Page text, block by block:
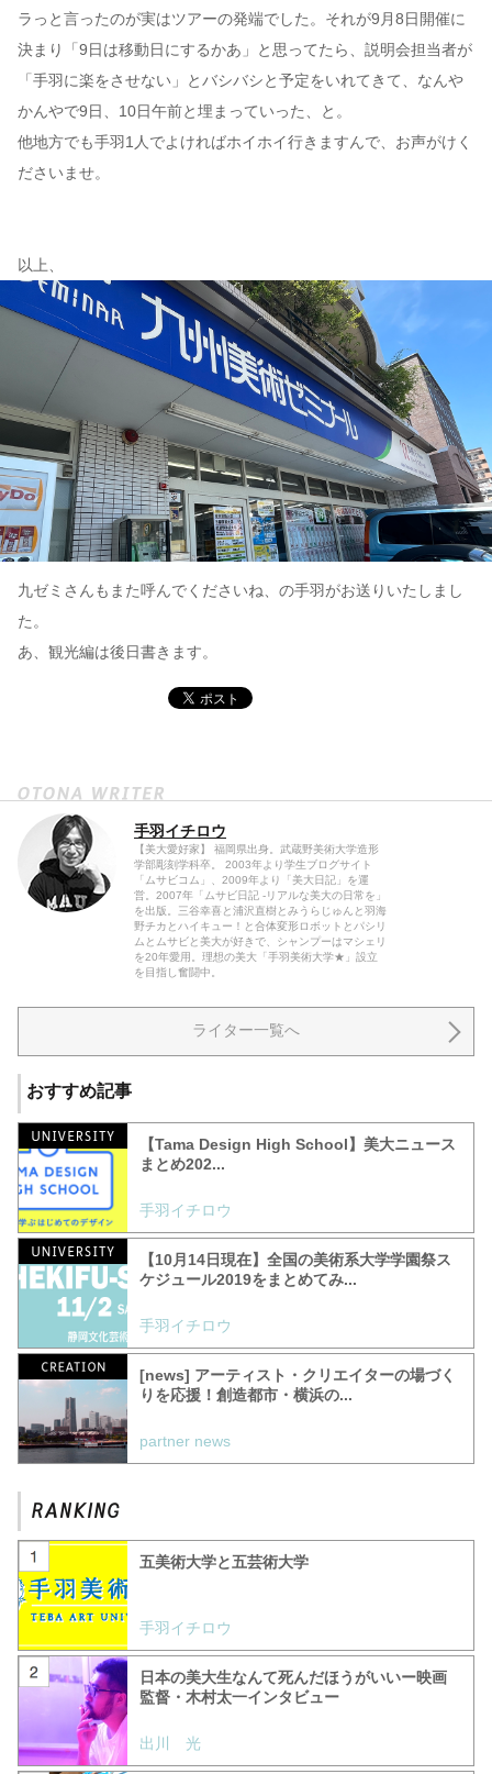
ラっと言ったのが実はツアーの発端でした。それが9月8日開催に
決まり「9日は移動日にするかあ」と思ってたら、説明会担当者が
「手羽に楽をさせない」とバシバシと予定をいれてきて、なんや
かんやで9日、10日午前と埋まっていった、と。
他地方でも手羽1人でよければホイホイ行きますんで、お声がけく
ださいませ。
以上、
九ゼミさんもまた呼んでくださいね、の手羽がお送りいたしまし
た。
あ、観光編は後日書きます。
手羽イチロウ
【美大愛好家】 福岡県出身。武蔵野美術大学造形
学部彫刻学科卒。 2003年より学生ブログサイト
「ムサビコム」、2009年より「美大日記」を運
営。2007年「ムサビ日記 -リアルな美大の日常を」
を出版。三谷幸喜と浦沢直樹とみうらじゅんと羽海
野チカとハイキュー！と合体変形ロボットとパシリ
ムとムサビと美大が好きで、シャンプーはマシェリ
を20年愛用。理想の美大「手羽美術大学★」設立
を目指し奮闘中。
ライター一覧へ
おすすめ記事
【Tama Design High School】美大ニュース
まとめ202...
手羽イチロウ
【10月14日現在】全国の美術系大学学園祭ス
ケジュール2019をまとめてみ...
手羽イチロウ
[news] アーティスト・クリエイターの場づく
りを応援！創造都市・横浜の...
partner news
五美術大学と五芸術大学
手羽イチロウ
日本の美大生なんて死んだほうがいいー映画
監督・木村太一インタビュー
出川 光